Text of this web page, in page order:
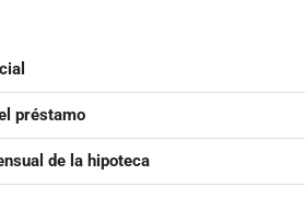
préstamo
de la hipoteca